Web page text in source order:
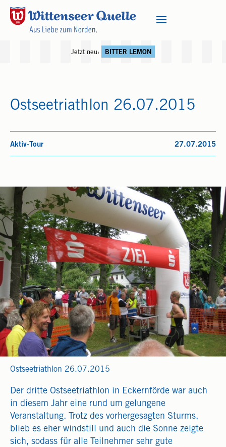
Jetzt neu: BITTER LEMON
Ostseetriathlon 26.07.2015
Aktiv-Tour 27.07.2015
Ostseetriathlon 26.07.2015
Der dritte Ostseetriathlon in Eckernförde war auch
in diesem Jahr eine rund um gelungene
Veranstaltung. Trotz des vorhergesagten Sturms,
blieb es eher windstill und auch die Sonne zeigte
sich, sodass für alle Teilnehmer sehr gute